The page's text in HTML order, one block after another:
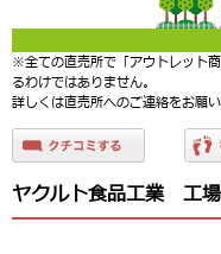
※全ての直売所で「アウトレット
るわけではありません。
詳しくは直売所へのご連絡をお願い
ヤクルト食品工業 工